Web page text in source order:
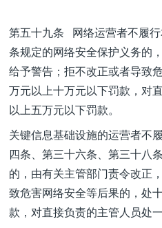
第五十九条 网络运营者不履
条规定的网络安全保护义务的
给予警告；拒不改正或者导致
万元以上十万元以下罚款，对
以上五万元以下罚款。
关键信息基础设施的运营者不
四条、第三十六条、第三十八
的，由有关主管部门责令改正
致危害网络安全等后果的，处
款，对直接负责的主管人员处